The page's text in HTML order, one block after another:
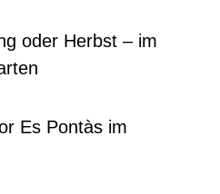
oder Herbst – im
Es Pontàs im